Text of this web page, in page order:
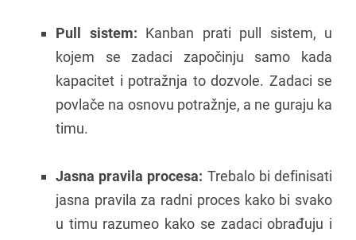
Pull sistem: Kanban prati pull sistem, u
kojem se zadaci započinju samo kada
kapacitet i potražnja to dozvole. Zadaci se
povlače na osnovu potražnje, a ne guraju ka
timu.
Jasna pravila procesa: Trebalo bi definisati
jasna pravila za radni proces kako bi svako
u timu razumeo kako se zadaci obrađuju i